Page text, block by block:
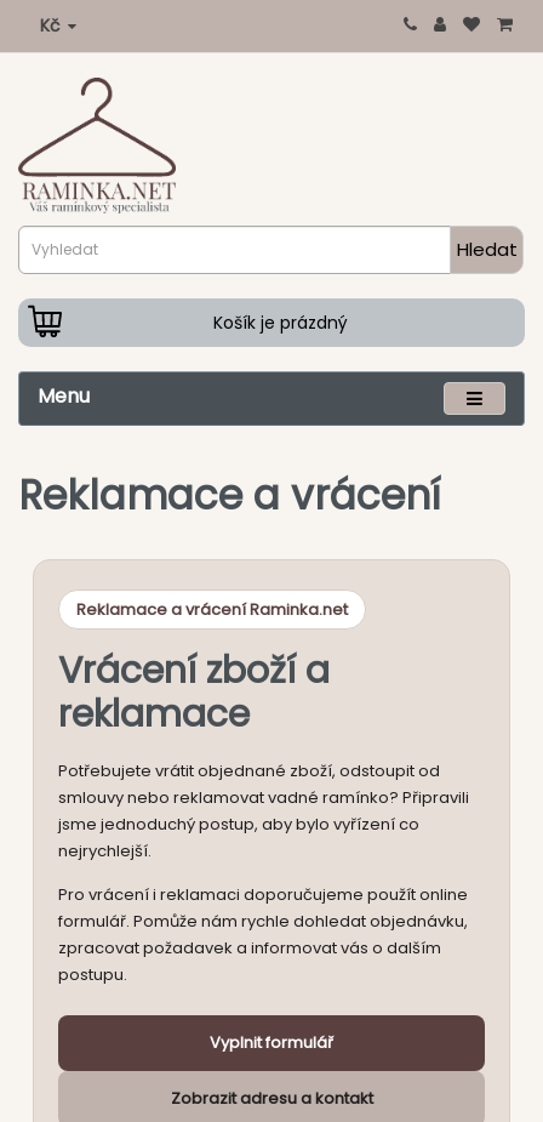
Kč
Hledat
Košík je prázdný
Menu
Reklamace a vrácení
Reklamace a vrácení Raminka.net
Vrácení zboží a
reklamace
Potřebujete vrátit objednané zboží, odstoupit od
smlouvy nebo reklamovat vadné ramínko? Připravili
jsme jednoduchý postup, aby bylo vyřízení co
nejrychlejší.
Pro vrácení i reklamaci doporučujeme použít online
formulář. Pomůže nám rychle dohledat objednávku,
zpracovat požadavek a informovat vás o dalším
postupu.
Vyplnit formulář
Zobrazit adresu a kontakt